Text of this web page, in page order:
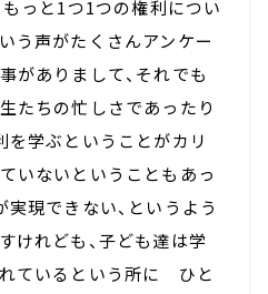
もっと1つ1つの権利につい
う声がたくさんアンケー
がありまして、それでも
たちの忙しさであったり
を学ぶということがカリ
いないということもあっ
実現できない、というよう
けれども、子ども達は学
ているという所に ひと